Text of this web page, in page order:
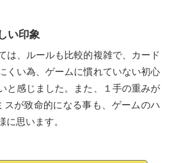
い印象
は、ルールも比較的複雑で、カード
くい為、ゲームに慣れていない初心
と感じました。また、１手の重みが
スが致命的になる事も、ゲームのハ
に思います。